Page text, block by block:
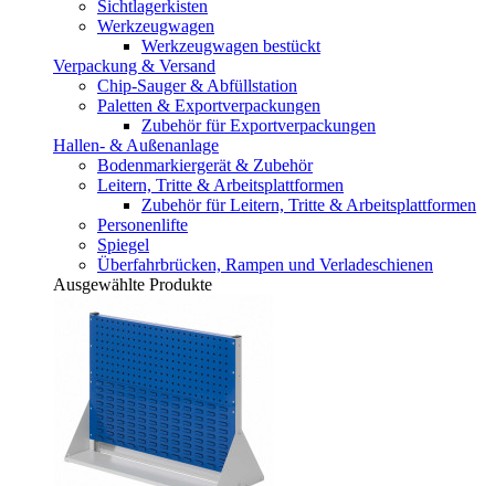
Sichtlagerkisten
Werkzeugwagen
Werkzeugwagen bestückt
Verpackung & Versand
Chip-Sauger & Abfüllstation
Paletten & Exportverpackungen
Zubehör für Exportverpackungen
Hallen- & Außenanlage
Bodenmarkiergerät & Zubehör
Leitern, Tritte & Arbeitsplattformen
Zubehör für Leitern, Tritte & Arbeitsplattformen
Personenlifte
Spiegel
Überfahrbrücken, Rampen und Verladeschienen
Ausgewählte Produkte